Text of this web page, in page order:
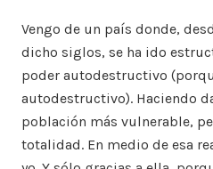
Vengo de un país donde,
dicho siglos, se ha ido
poder autodestructivo
autodestructivo). Haciendo
población más vulnerable,
totalidad. En medio de esa